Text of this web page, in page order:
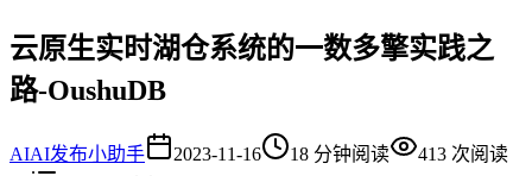
云原生实时湖仓系统的一数多擎实践之
路-OushuDB
AIAI发布小助手 2023-11-16 18 分钟阅读 413 次阅读